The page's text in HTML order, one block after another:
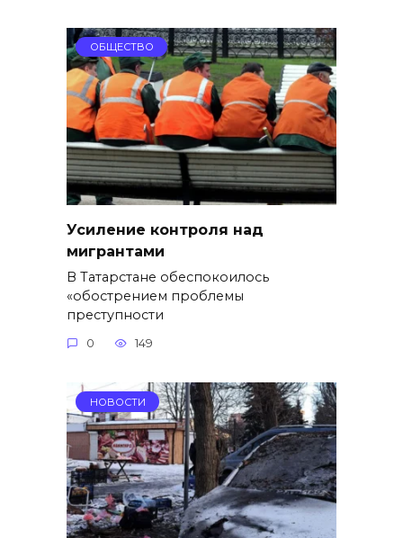
ОБЩЕСТВО
Усиление контроля над
мигрантами
В Татарстане обеспокоилось
«обострением проблемы
преступности
0 149
НОВОСТИ